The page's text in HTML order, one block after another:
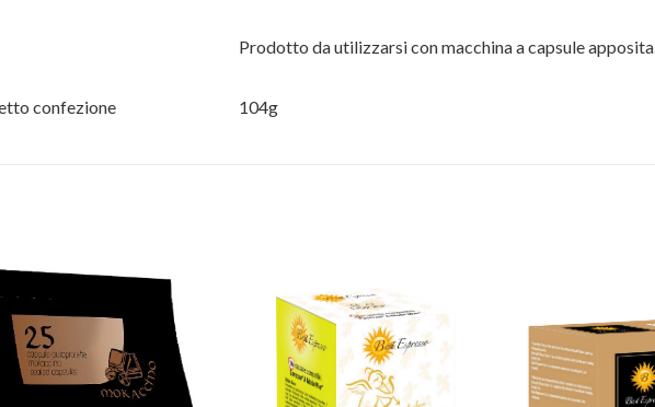
Prodotto da utilizzarsi con macchina a capsule apposita.
confezione 104g
Aggiungi
alla lista
Aggiungi
alla lista